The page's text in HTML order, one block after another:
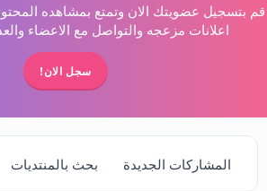
قم بتسجيل عضويتك الان وتمتع بمشاهده
اعلانات مزعجه والتواصل مع الاعضاء
سجل الان!
المشاركات الجديدة بحث بالمنتديات